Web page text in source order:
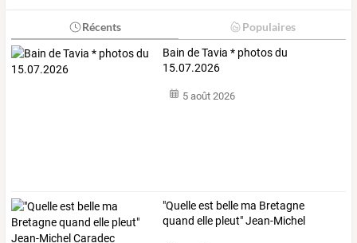
Récents Populaires
Bain de Tavia * photos du
15.07.2026
5 août 2026
"Quelle est belle ma Bretagne
quand elle pleut" Jean-Michel